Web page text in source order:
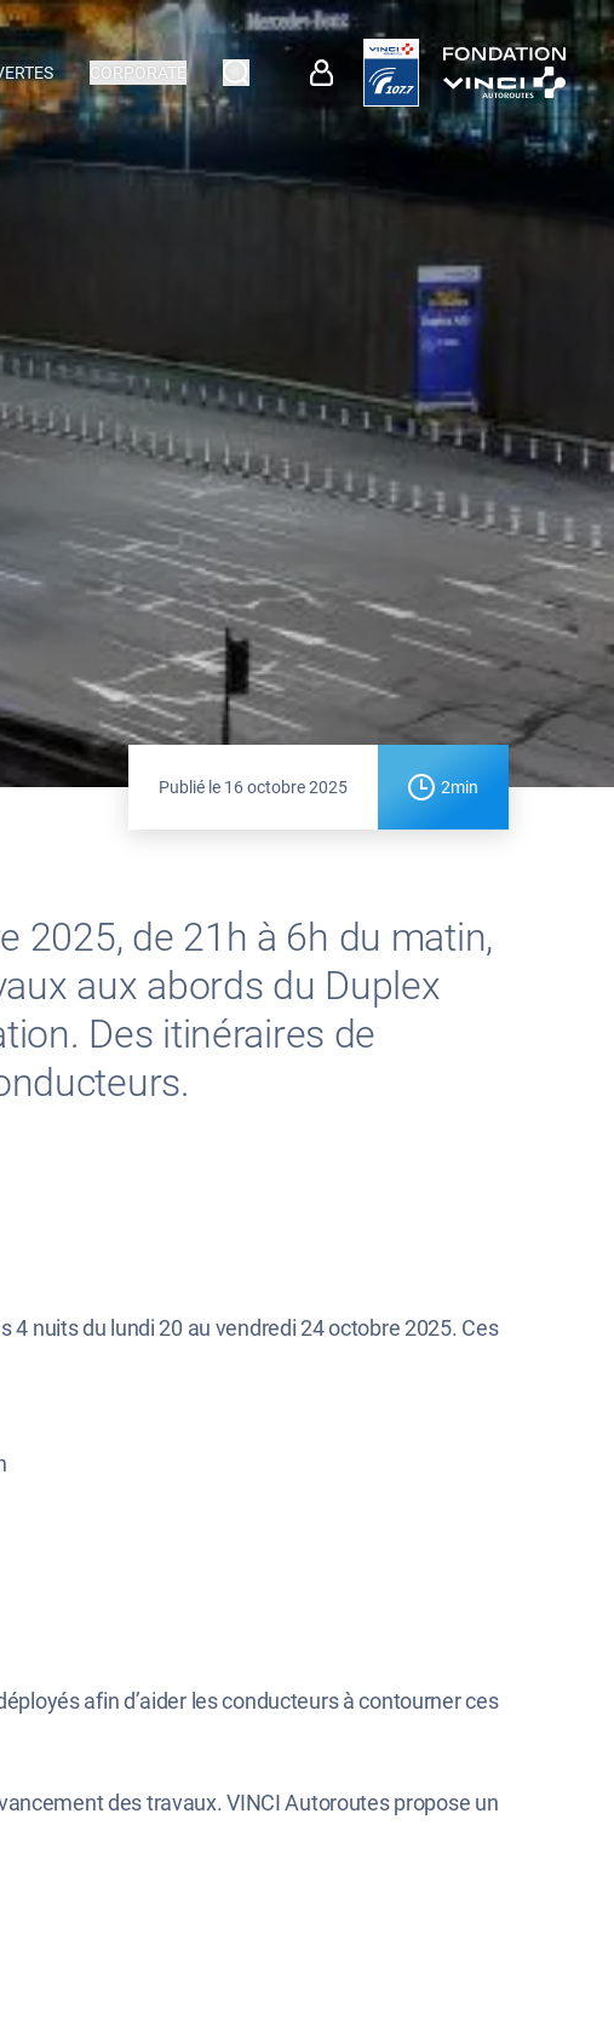
CORPORATE
Publié le 16 octobre 2025 2min
2025, de 21h à 6h du matin,
aux abords du Duplex
Des itinéraires de
4 nuits du lundi 20 au vendredi 24 octobre 2025. Ces
afin d’aider les conducteurs à contourner ces
des travaux. VINCI Autoroutes propose un